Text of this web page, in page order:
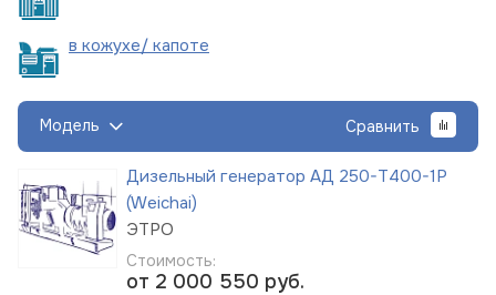
в кожухе/ капоте
Модель Сравнить
Дизельный генератор АД 250-Т400-1Р
(Weichai)
ЭТРО
Стоимость:
от 2 000 550 руб.